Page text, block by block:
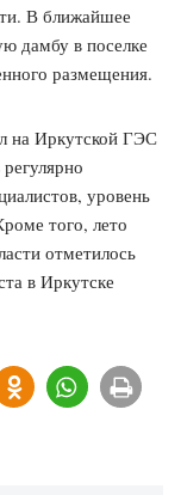
В ближайшее
дамбу в поселке
размещения.
на Иркутской ГЭС
уровень
того, лето
отметилось
в Иркутске